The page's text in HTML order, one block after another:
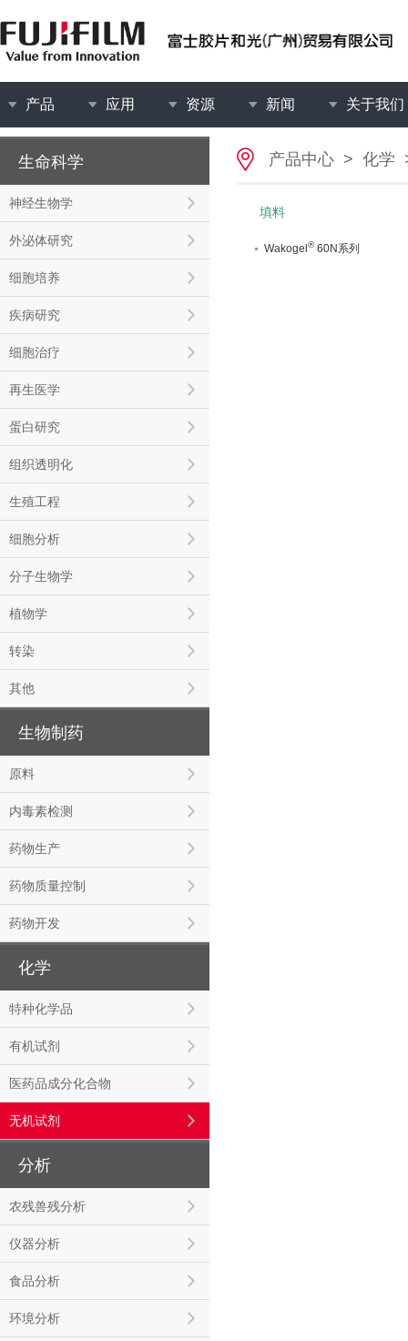
产品 应用 资源 新闻 关于我们
生命科学
神经生物学
外泌体研究
细胞培养
疾病研究
细胞治疗
再生医学
蛋白研究
组织透明化
生殖工程
细胞分析
分子生物学
植物学
转染
其他
生物制药
原料
内毒素检测
药物生产
药物质量控制
药物开发
化学
特种化学品
有机试剂
医药品成分化合物
无机试剂
分析
农残兽残分析
仪器分析
食品分析
环境分析
产品中心 > 化学
填料
Wakogel ®60N系列